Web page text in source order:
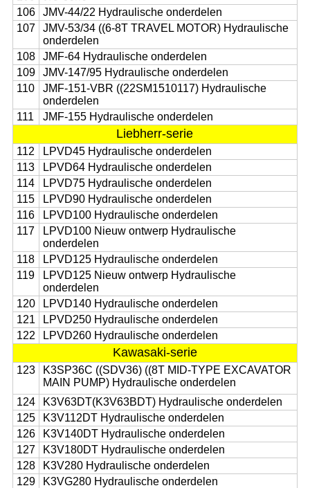
106
JMV-44/22 Hydraulische onderdelen
107
JMV-53/34 ((6-8T TRAVEL MOTOR) Hydraulische
onderdelen
108
JMF-64 Hydraulische onderdelen
109
JMV-147/95 Hydraulische onderdelen
110
JMF-151-VBR ((22SM1510117) Hydraulische
onderdelen
111
JMF-155 Hydraulische onderdelen
Liebherr-serie
112
LPVD45 Hydraulische onderdelen
113
LPVD64 Hydraulische onderdelen
114
LPVD75 Hydraulische onderdelen
115
LPVD90 Hydraulische onderdelen
116
LPVD100 Hydraulische onderdelen
117
LPVD100 Nieuw ontwerp Hydraulische
onderdelen
118
LPVD125 Hydraulische onderdelen
119
LPVD125 Nieuw ontwerp Hydraulische
onderdelen
120
LPVD140 Hydraulische onderdelen
121
LPVD250 Hydraulische onderdelen
122
LPVD260 Hydraulische onderdelen
Kawasaki-serie
123
K3SP36C ((SDV36) ((8T MID-TYPE EXCAVATOR
MAIN PUMP) Hydraulische onderdelen
124
K3V63DT(K3V63BDT) Hydraulische onderdelen
125
K3V112DT Hydraulische onderdelen
126
K3V140DT Hydraulische onderdelen
127
K3V180DT Hydraulische onderdelen
128
K3V280 Hydraulische onderdelen
129
K3VG280 Hydraulische onderdelen